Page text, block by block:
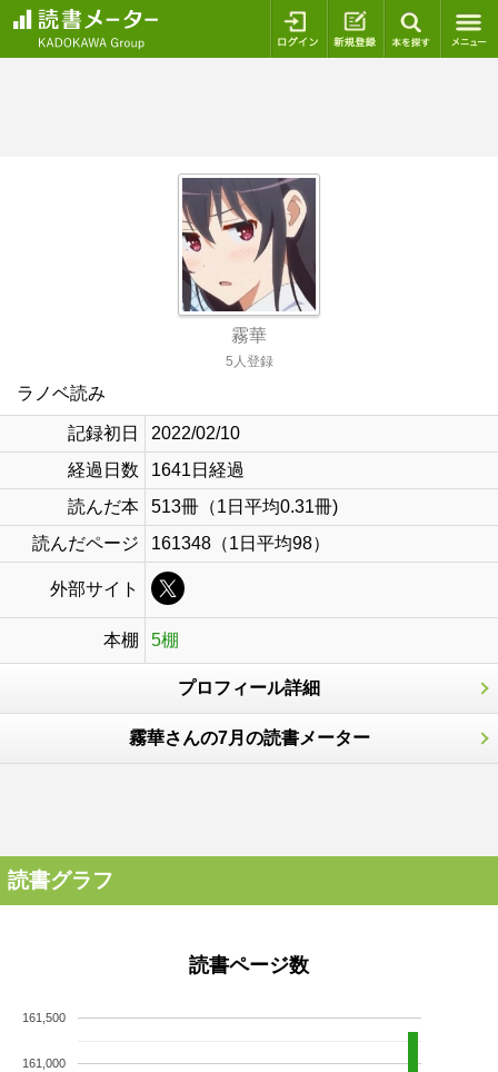
ログイン 新規登録
霧華
5人登録
ラノベ読み
記録初日
2022/02/10
経過日数
1641日経過
読んだ本
513冊（1日平均0.31冊)
読んだページ
161348（1日平均98）
外部サイト
本棚 5棚
プロフィール詳細
霧華さんの7月の読書メーター
読書グラフ
読書ページ数
161,000
161,500